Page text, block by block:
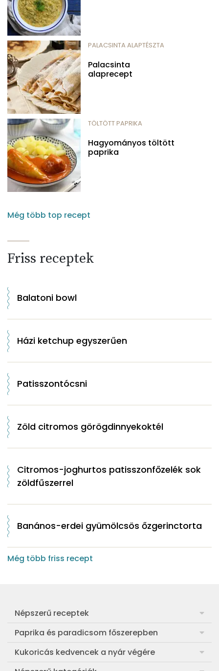
PALACSINTA ALAPTÉSZTA
Palacsinta
alaprecept
TÖLTÖTT PAPRIKA
Hagyományos töltött
paprika
Még több top recept
Friss receptek
Balatoni bowl
Házi ketchup egyszerűen
Patisszontócsni
Zöld citromos görögdinnyekoktél
Citromos-joghurtos patisszonfőzelék sok
zöldfűszerrel
Banános-erdei gyümölcsös őzgerinctorta
Még több friss recept
Népszerű receptek
Frankfurti leves
Egyszerű muffin
Aranygaluska
Paprika és paradicsom főszerepben
Pan con Tomate
Paradicsom és paprika eltevése télre
Kukoricás kedvencek a nyár végére
Legfinomabb főtt kukorica